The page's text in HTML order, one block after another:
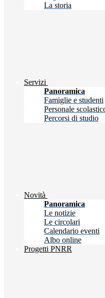
La storia
Servizi
Panoramica
Famiglie e studenti
Personale
Percorsi di studio
Novità
Panoramica
Le notizie
Le circolari
Calendario eventi
Albo online
Progetti PNRR